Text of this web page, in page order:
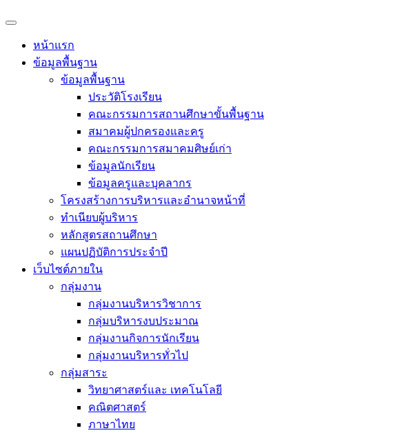
หน้าแรก
ข้อมูลพื้นฐาน
ข้อมูลพื้นฐาน
ประวัติโรงเรียน
คณะกรรมการสถานศึกษาขั้นพื้นฐาน
สมาคมผู้ปกครองและครู
คณะกรรมการสมาคมศิษย์เก่า
ข้อมูลนักเรียน
ข้อมูลครูและบุคลากร
โครงสร้างการบริหารและอำนาจหน้าที่
ทำเนียบผู้บริหาร
หลักสูตรสถานศึกษา
แผนปฏิบัติการประจำปี
เว็บไซต์ภายใน
กลุ่มงาน
กลุ่มงานบริหารวิชาการ
กลุ่มบริหารงบประมาณ
กลุ่มงานกิจการนักเรียน
กลุ่มงานบริหารทั่วไป
กลุ่มสาระ
วิทยาศาสตร์และ เทคโนโลยี
คณิตศาสตร์
ภาษาไทย